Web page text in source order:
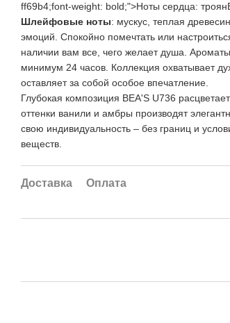
ff69b4;font-weight: bold;">Ноты сердца:
Шлейфовые ноты: мускус, теплая
эмоций. Спокойно помечтать или
наличии вам все, чего желает душа.
минимум 24 часов. Коллекция охватывает
оставляет за собой особое впечатление.
Глубокая композиция BEA'S U736
оттенки ванили и амбры производят
свою индивидуальность – без границ и
веществ.
Доставка Оплата